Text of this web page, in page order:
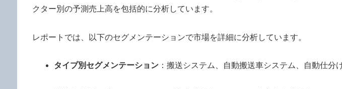
クター別の予測売上高を包括的に分析しています。
レポートでは、以下のセグメンテーションで市場を詳細に分析しています。
タイプ別セグメンテーション：搬送システム、自動搬送車システム、自動仕分